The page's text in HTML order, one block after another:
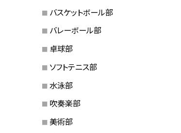
バスケットボール部
バレーボール部
卓球部
ソフトテニス部
水泳部
吹奏楽部
美術部